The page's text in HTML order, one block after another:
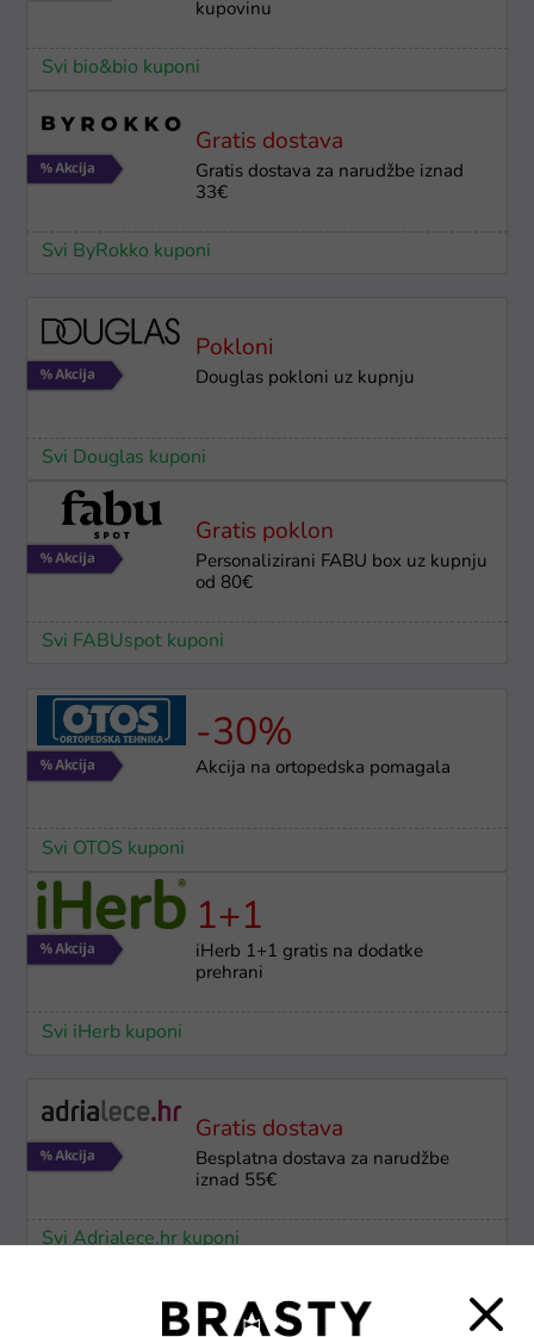
kupovinu
Svi bio&bio kuponi
Gratis dostava
Gratis dostava za narudžbe iznad
33€
Svi ByRokko kuponi
Pokloni
Douglas pokloni uz kupnju
Svi Douglas kuponi
Gratis poklon
Personalizirani FABU box uz kupnju
od 80€
Svi FABUspot kuponi
-30%
Akcija na ortopedska pomagala
Svi OTOS kuponi
1+1
iHerb 1+1 gratis na dodatke
prehrani
Svi iHerb kuponi
Gratis dostava
Besplatna dostava za narudžbe
iznad 55€
Svi Adrialece.hr kuponi
-60%